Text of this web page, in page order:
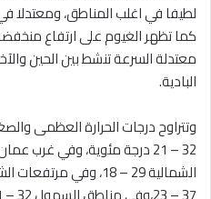
لطيفا في اغلب المناطق، ومعتدلا في
كما تظهر الغيوم على ارتفاع
معتدلة السرعة تنشط بين الحين
البادية.
وتتراوح درجات الحرارة العظمى